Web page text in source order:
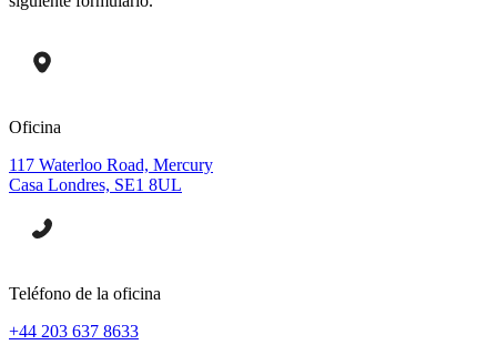
Oficina
117 Waterloo Road, Mercury
Casa Londres, SE1 8UL
Teléfono de la oficina
+44 203 637 8633